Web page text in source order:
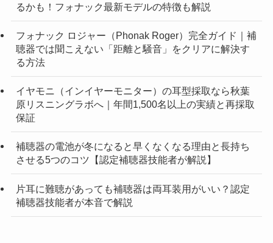
るかも！フォナック最新モデルの特徴も解説
フォナック ロジャー（Phonak Roger）完全ガイド｜補
聴器では聞こえない「距離と騒音」をクリアに解決す
る方法
イヤモニ（インイヤーモニター）の耳型採取なら秋葉
原リスニングラボへ｜年間1,500名以上の実績と再採取
保証
補聴器の電池が冬になると早くなくなる理由と長持ち
させる5つのコツ【認定補聴器技能者が解説】
片耳に難聴があっても補聴器は両耳装用がいい？認定
補聴器技能者が本音で解説